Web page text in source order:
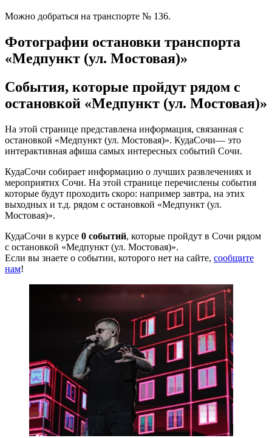
Можно добраться на транспорте № 136.
Фотографии остановки транспорта
«Медпункт (ул. Мостовая)»
События, которые пройдут рядом с
остановкой «Медпункт (ул. Мостовая)»
На этой странице представлена информация, связанная с
остановкой «Медпункт (ул. Мостовая)». КудаСочи— это
интерактивная афиша самых интересных событий Сочи.
КудаСочи собирает информацию о лучших развлечениях и
мероприятих Сочи. На этой странице перечислены события
которые будут проходить скоро: например завтра, на этих
выходных и т.д. рядом с остановкой «Медпункт (ул.
Мостовая)».
КудаСочи в курсе 0 событий, которые пройдут в Сочи рядом
с остановкой «Медпункт (ул. Мостовая)».
Если вы знаете о событии, которого нет на сайте, сообщите
нам!